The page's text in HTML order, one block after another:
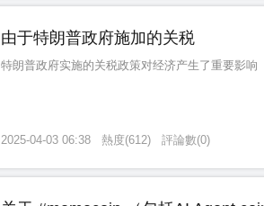
由于特朗普政府施加的关税
特朗普政府实施的关税政策对经济产生了重要影响
2025-04-03 06:38 熱度(612) 評論數(0)